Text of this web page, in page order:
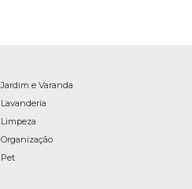
Jardim e Varanda
Lavanderia
Limpeza
Organização
Pet